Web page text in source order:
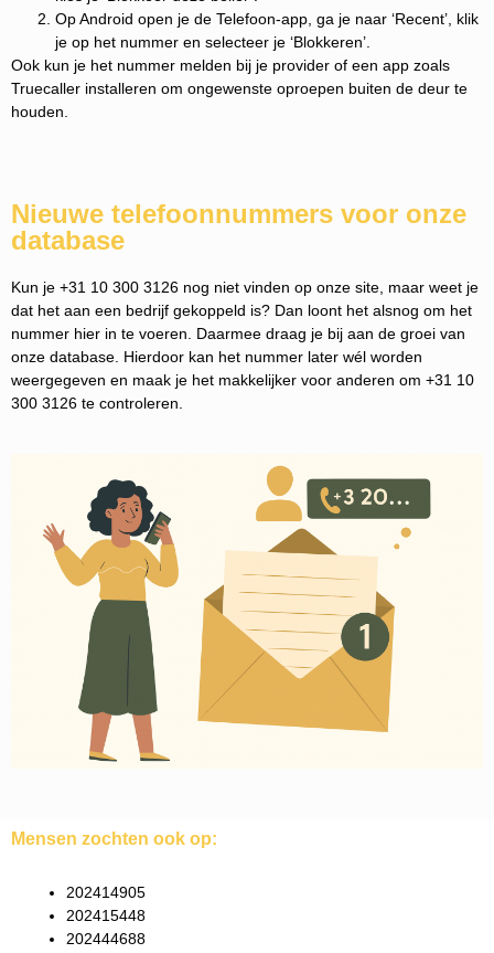
Op Android open je de Telefoon-app, ga je naar ‘Recent’, klik
je op het nummer en selecteer je ‘Blokkeren’.
Ook kun je het nummer melden bij je provider of een app zoals
Truecaller installeren om ongewenste oproepen buiten de deur te
houden.
Nieuwe telefoonnummers voor onze
database
Kun je +31 10 300 3126 nog niet vinden op onze site, maar weet je
dat het aan een bedrijf gekoppeld is? Dan loont het alsnog om het
nummer hier in te voeren. Daarmee draag je bij aan de groei van
onze database. Hierdoor kan het nummer later wél worden
weergegeven en maak je het makkelijker voor anderen om +31 10
300 3126 te controleren.
Mensen zochten ook op:
202414905
202415448
202444688